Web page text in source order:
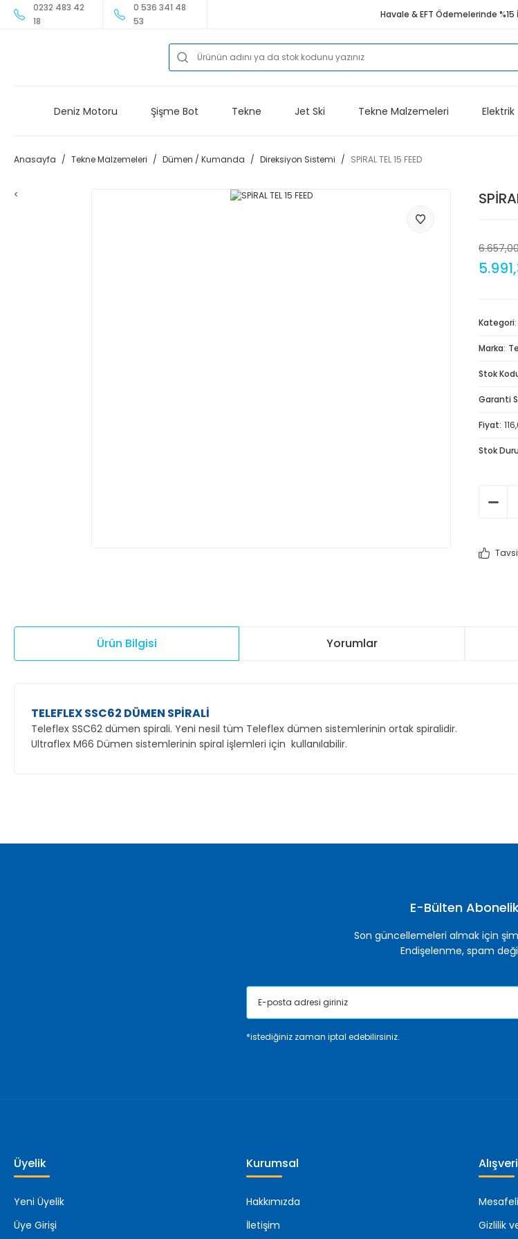
0232 483 42
18
0 536 341 48
53
Havale & EFT Ödemelerinde %15
Deniz Motoru Şişme Bot Tekne Jet Ski Tekne Malzemeleri Elektrik
Anasayfa Tekne Malzemeleri Dümen / Kumanda Direksiyon Sistemi SPİRAL TEL 15 FEED
<
Kategori
Marka
Stok
Garanti
Fiyat
Stok
Ürün Bilgisi Yorumlar
TELEFLEX SSC62 DÜMEN SPİRALİ
Teleflex SSC62 dümen spirali. Yeni nesil tüm Teleflex dümen sistemlerinin ortak spiralidir.
Ultraflex M66 Dümen sistemlerinin spiral işlemleri için kullanılabilir.
E-Bülten
Son güncellemeleri almak için
Endişelenme, spam
*istediğiniz zaman iptal edebilirsiniz.
Üyelik
Yeni Üyelik
Üye Girişi
Kurumsal
Hakkımızda
İletişim
Gizlilik